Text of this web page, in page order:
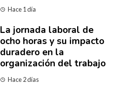
Hace 1 día
La jornada laboral de
ocho horas y su impacto
duradero en la
organización del trabajo
Hace 2 días